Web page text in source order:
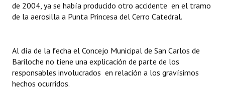
Bariloche, Municipio intercultural
REFORMA DE LA CARTA ORGÁNICA
de 2004, ya se había producido otro accidente en el tramo
de la aerosilla a Punta Princesa del Cerro Catedral.
Al día de la fecha el Concejo Municipal de San Carlos de
Bariloche no tiene una explicación de parte de los
responsables involucrados en relación a los gravísimos
hechos ocurridos.